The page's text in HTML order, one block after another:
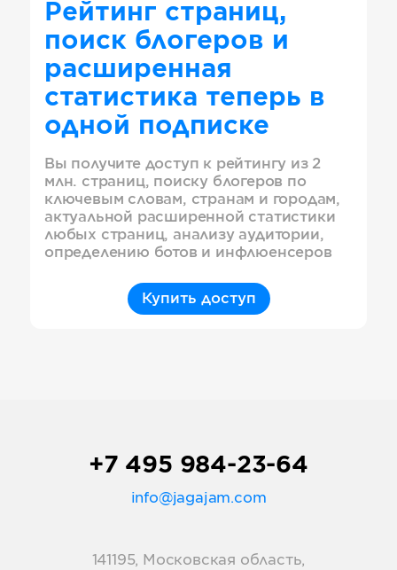
Рейтинг страниц,
поиск блогеров и
расширенная
статистика теперь в
одной подписке
Вы получите доступ к рейтингу из 2
млн. страниц, поиску блогеров по
ключевым словам, странам и городам,
актуальной расширенной статистики
любых страниц, анализу аудитории,
определению ботов и инфлюенсеров
Купить доступ
+7 495 984-23-64
info@jagajam.com
141195, Московская область,